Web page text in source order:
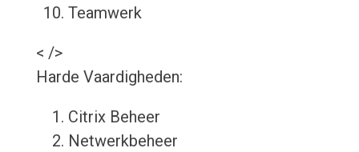
Teamwerk
< />
Harde Vaardigheden:
Citrix Beheer
Netwerkbeheer